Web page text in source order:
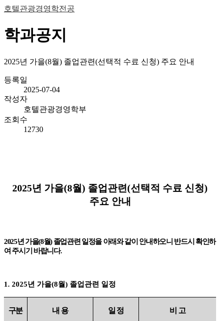
호텔관광경영학전공
학과공지
2025년 가을(8월) 졸업관련(선택적 수료 신청) 주요 안내
등록일
2025-07-04
작성자
호텔관광경영학부
조회수
12730
2025년 가을(8월) 졸업관련(선택적 수료 신청)
주요 안내
2025년 가을(8월)졸업관련 일정을 아래와 같이 안내하오니 반드시 확인하
여 주시기 바랍니다.
1. 2025년 가을(8월) 졸업관련 일정
구분 내 용 일 정 비 고